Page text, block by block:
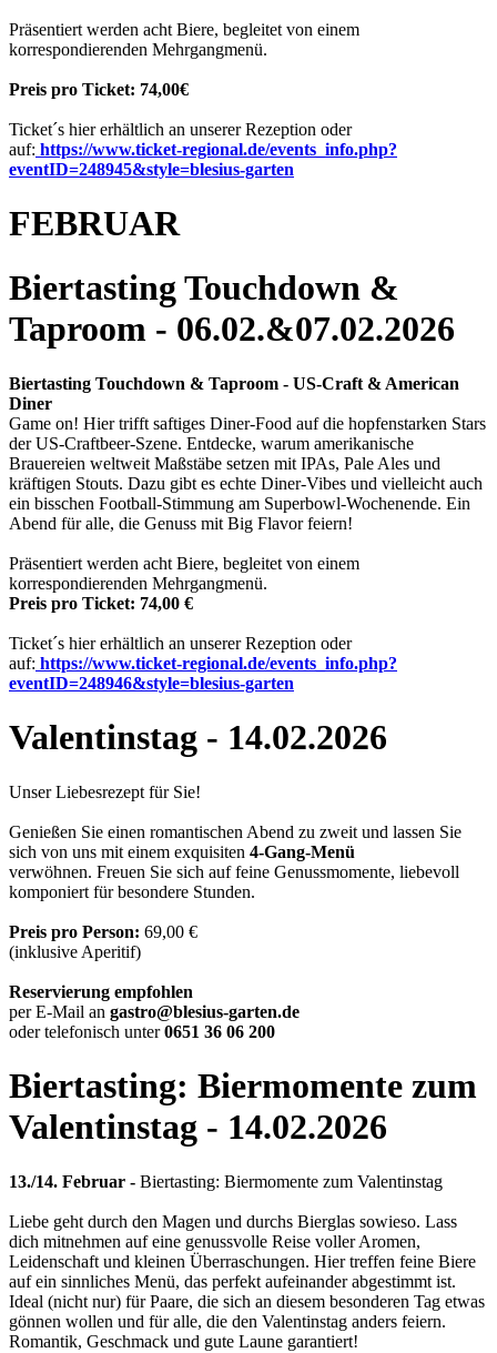
Präsentiert werden acht Biere, begleitet von einem
korrespondierenden Mehrgangmenü.
Preis pro Ticket: 74,00€
Ticket´s hier erhältlich an unserer Rezeption oder
auf: https://www.ticket-regional.de/events_info.php?
eventID=248945&style=blesius-garten
FEBRUAR
Biertasting Touchdown &
Taproom - 06.02.&07.02.2026
Biertasting Touchdown & Taproom - US-Craft & American
Diner
Game on! Hier trifft saftiges Diner-Food auf die hopfenstarken Stars
der US-Craftbeer-Szene. Entdecke, warum amerikanische
Brauereien weltweit Maßstäbe setzen mit IPAs, Pale Ales und
kräftigen Stouts. Dazu gibt es echte Diner-Vibes und vielleicht auch
ein bisschen Football-Stimmung am Superbowl-Wochenende. Ein
Abend für alle, die Genuss mit Big Flavor feiern!
Präsentiert werden acht Biere, begleitet von einem
korrespondierenden Mehrgangmenü.
Preis pro Ticket: 74,00 €
Ticket´s hier erhältlich an unserer Rezeption oder
auf: https://www.ticket-regional.de/events_info.php?
eventID=248946&style=blesius-garten
Valentinstag - 14.02.2026
Unser Liebesrezept für Sie!
Genießen Sie einen romantischen Abend zu zweit und lassen Sie
sich von uns mit einem exquisiten 4-Gang-Menü
verwöhnen. Freuen Sie sich auf feine Genussmomente, liebevoll
komponiert für besondere Stunden.
Preis pro Person: 69,00 €
(inklusive Aperitif)
Reservierung empfohlen
per E-Mail an gastro@blesius-garten.de
oder telefonisch unter0651 36 06 200
Biertasting: Biermomente zum
Valentinstag - 14.02.2026
13./14. Februar - Biertasting: Biermomente zum Valentinstag
Liebe geht durch den Magen und durchs Bierglas sowieso. Lass
dich mitnehmen auf eine genussvolle Reise voller Aromen,
Leidenschaft und kleinen Überraschungen. Hier treffen feine Biere
auf ein sinnliches Menü, das perfekt aufeinander abgestimmt ist.
Ideal (nicht nur) für Paare, die sich an diesem besonderen Tag etwas
gönnen wollen und für alle, die den Valentinstag anders feiern.
Romantik, Geschmack und gute Laune garantiert!